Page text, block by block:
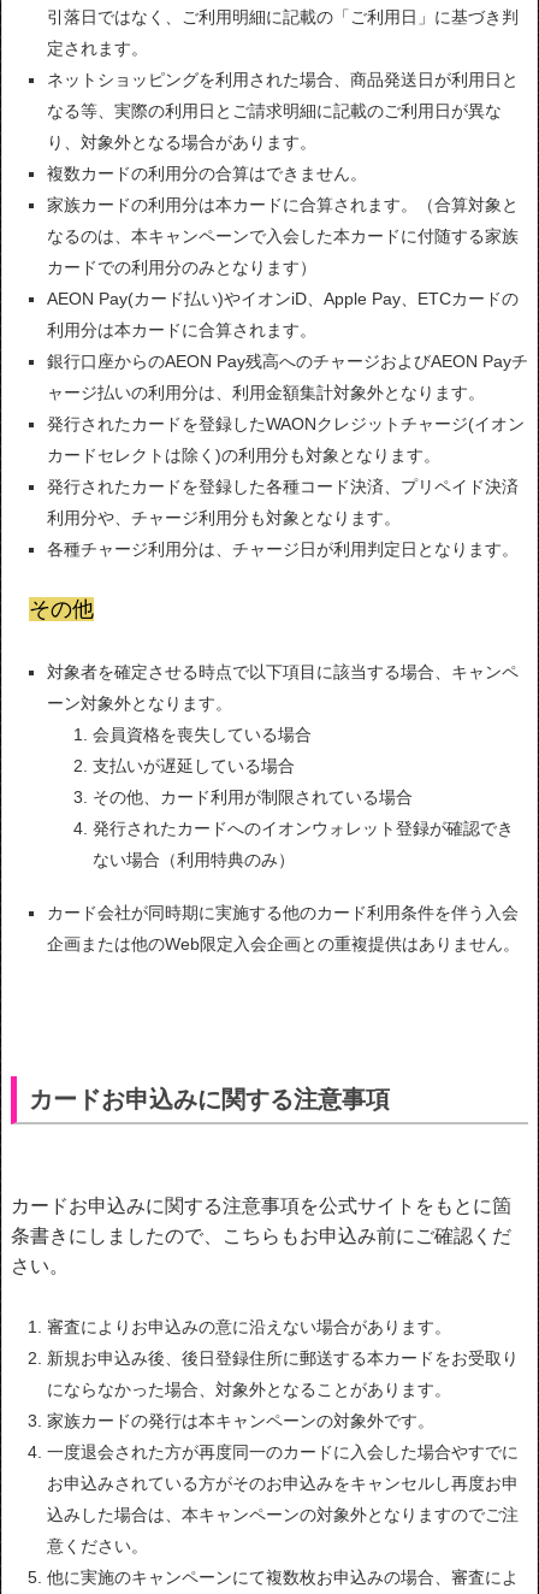
引落日ではなく、ご利用明細に記載の「ご利用日」に基づき判
定されます。
ネットショッピングを利用された場合、商品発送日が利用日と
なる等、実際の利用日とご請求明細に記載のご利用日が異な
り、対象外となる場合があります。
複数カードの利用分の合算はできません。
家族カードの利用分は本カードに合算されます。（合算対象と
なるのは、本キャンペーンで入会した本カードに付随する家族
カードでの利用分のみとなります）
AEON Pay(カード払い)やイオンiD、Apple Pay、ETCカードの
利用分は本カードに合算されます。
銀行口座からのAEON Pay残高へのチャージおよびAEON Payチ
ャージ払いの利用分は、利用金額集計対象外となります。
発行されたカードを登録したWAONクレジットチャージ(イオン
カードセレクトは除く)の利用分も対象となります。
発行されたカードを登録した各種コード決済、プリペイド決済
利用分や、チャージ利用分も対象となります。
各種チャージ利用分は、チャージ日が利用判定日となります。
その他
対象者を確定させる時点で以下項目に該当する場合、キャンペ
ーン対象外となります。
会員資格を喪失している場合
支払いが遅延している場合
その他、カード利用が制限されている場合
発行されたカードへのイオンウォレット登録が確認でき
ない場合（利用特典のみ）
カード会社が同時期に実施する他のカード利用条件を伴う入会
企画または他のWeb限定入会企画との重複提供はありません。
カードお申込みに関する注意事項
カードお申込みに関する注意事項を公式サイトをもとに箇
条書きにしましたので、こちらもお申込み前にご確認くだ
さい。
審査によりお申込みの意に沿えない場合があります。
新規お申込み後、後日登録住所に郵送する本カードをお受取り
にならなかった場合、対象外となることがあります。
家族カードの発行は本キャンペーンの対象外です。
一度退会された方が再度同一のカードに入会した場合やすでに
お申込みされている方がそのお申込みをキャンセルし再度お申
込みした場合は、本キャンペーンの対象外となりますのでご注
意ください。
他に実施のキャンペーンにて複数枚お申込みの場合、審査によ